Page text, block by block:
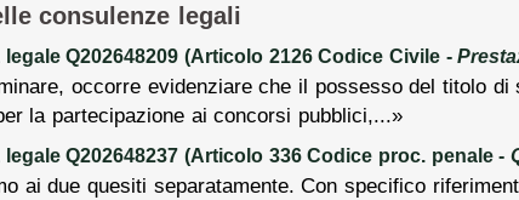
consulenze legali
Q202648209 (Articolo 2126 Codice Civile -
occorre evidenziare che il possesso del titolo
la partecipazione ai concorsi pubblici,...»
Q202648237 (Articolo 336 Codice proc. penale -
ai due quesiti separatamente. Con specifico